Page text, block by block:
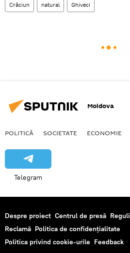
Crăciun natural Ghiveci
Moldova
POLITICĂ SOCIETATE ECONOMIE
Telegram
Despre proiect Centrul de presă Reguli
Reclamă Politica de confidențialitate
Politica privind cookie-urile Feedback